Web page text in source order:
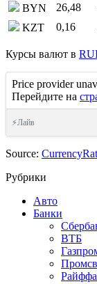
BYN
26,48
KZT
0,16
Курсы валют в
Price provider
Перейдите на
⚡Лайв
Source:
Рубрики
Авто
Банки
ВТБ